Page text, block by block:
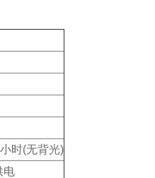
时(无背光)
电